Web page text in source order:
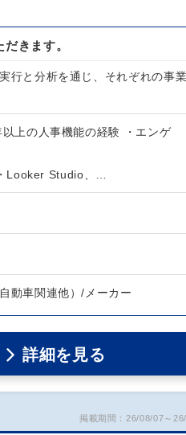
きます。
行と分析を通じ、それぞれの事業
上の人事機能の経験 ・エンゲ
Looker Studio、…
動車関連他）/メーカー
詳細を見る
掲載期間：26/08/07～